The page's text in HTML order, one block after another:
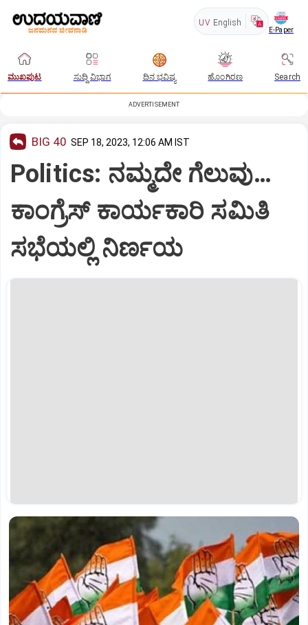
UV English
E-Paper
ಮುಖಪುಟ ಸುದ್ದಿ ವಿಭಾಗ ದಿನ ಭವಿಷ್ಯ ಹೊಂಗಿರಣ Search
ADVERTISEMENT
BIG 40 SEP 18, 2023, 12:06 AM IST
Politics: ನಮ್ಮದೇ ಗೆಲುವು…
ಕಾಂಗ್ರೆಸ್‌ ಕಾರ್ಯಕಾರಿ ಸಮಿತಿ
ಸಭೆಯಲ್ಲಿ ನಿರ್ಣಯ